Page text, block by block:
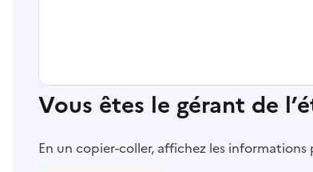
Vous êtes le gérant de
En un copier-coller, affichez les